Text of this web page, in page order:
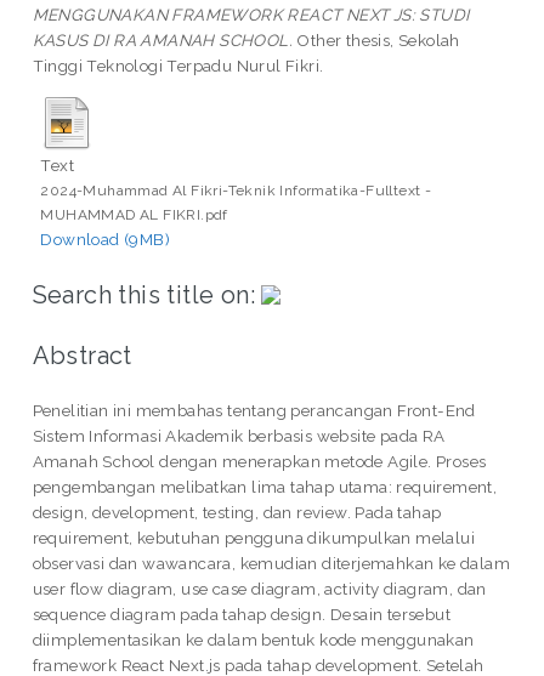
MENGGUNAKAN FRAMEWORK REACT NEXT JS: STUDI
KASUS DI RA AMANAH SCHOOL. Other thesis, Sekolah
Tinggi Teknologi Terpadu Nurul Fikri.
Text
2024-Muhammad Al Fikri-Teknik Informatika-Fulltext -
MUHAMMAD AL FIKRI.pdf
Download (9MB)
Search this title on:
Abstract
Penelitian ini membahas tentang perancangan Front-End
Sistem Informasi Akademik berbasis website pada RA
Amanah School dengan menerapkan metode Agile. Proses
pengembangan melibatkan lima tahap utama: requirement,
design, development, testing, dan review. Pada tahap
requirement, kebutuhan pengguna dikumpulkan melalui
observasi dan wawancara, kemudian diterjemahkan ke dalam
user flow diagram, use case diagram, activity diagram, dan
sequence diagram pada tahap design. Desain tersebut
diimplementasikan ke dalam bentuk kode menggunakan
framework React Next.js pada tahap development. Setelah